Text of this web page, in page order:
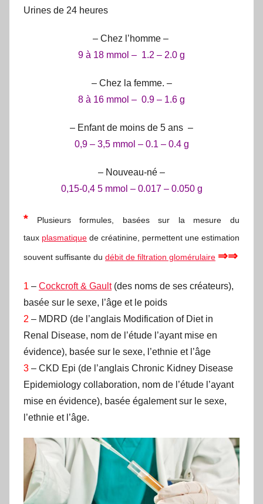
Urines de 24 heures
– Chez l’homme –
9 à 18 mmol – 1.2 – 2.0 g
– Chez la femme. –
8 à 16 mmol – 0.9 – 1.6 g
– Enfant de moins de 5 ans –
0,9 – 3,5 mmol – 0.1 – 0.4 g
– Nouveau-né –
0,15-0,4 5 mmol – 0.017 – 0.050 g
*
Plusieurs formules, basées sur la mesure du
taux plasmatique de créatinine, permettent une estimation
souvent suffisante du débit de filtration glomérulaire ⇒⇒
1 – Cockcroft & Gault(des noms de ses créateurs),
basée sur le sexe, l’âge et le poids
2 – MDRD (de l’anglais Modification of Diet in
Renal Disease, nom de l’étude l’ayant mise en
évidence), basée sur le sexe, l’ethnie et l’âge
3 – CKD Epi (de l’anglais Chronic Kidney Disease
Epidemiology collaboration, nom de l’étude l’ayant
mise en évidence), basée également sur le sexe,
l’ethnie et l’âge.